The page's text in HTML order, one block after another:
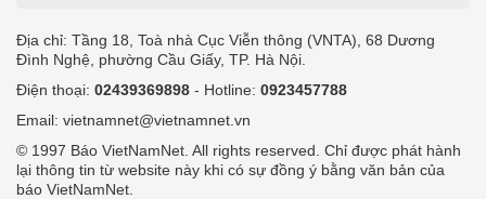
Địa chỉ: Tầng 18, Toà nhà Cục Viễn thông (VNTA), 68 Dương
Đình Nghệ, phường Cầu Giấy, TP. Hà Nội.
Điện thoại: 02439369898 - Hotline: 0923457788
Email: vietnamnet@vietnamnet.vn
© 1997 Báo VietNamNet. All rights reserved. Chỉ được phát hành
lại thông tin từ website này khi có sự đồng ý bằng văn bản của
báo VietNamNet.